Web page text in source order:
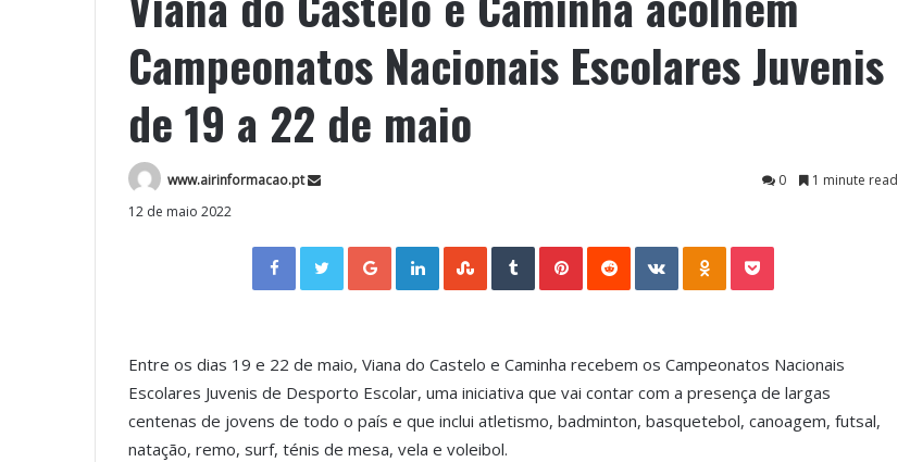
Campeonatos Nacionais Escolares Juvenis
de 19 a 22 de maio
www.airinformacao.pt 0
1 minute read
12 de maio 2022
Facebook Twitter Google+ LinkedIn StumbleUpon Tumblr VKontakte
Entre os dias 19 e 22 de maio, Viana do Castelo e Caminha recebem os Campeonatos Nacionais
Escolares Juvenis de Desporto Escolar, uma iniciativa que vai contar com a presença de largas
centenas de jovens de todo o país e que inclui atletismo, badminton, basquetebol, canoagem, futsal,
natação, remo, surf, ténis de mesa, vela e voleibol.